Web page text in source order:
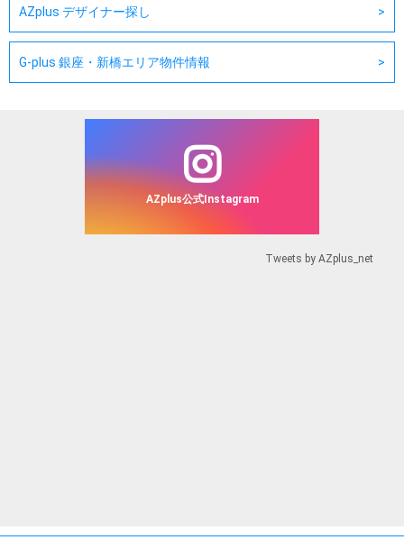
AZplus デザイナー探し
G-plus 銀座・新橋エリア物件情報
AZplus公式Instagram
Tweets by AZplus_net